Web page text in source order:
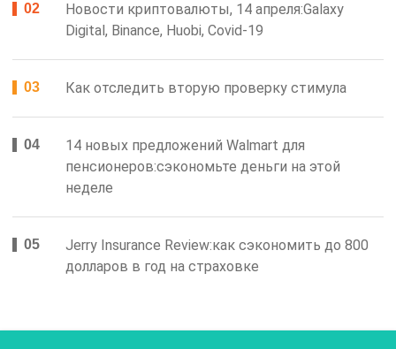
Новости криптовалюты, 14 апреля:Galaxy
Digital, Binance, Huobi, Covid-19
Как отследить вторую проверку стимула
14 новых предложений Walmart для
пенсионеров:сэкономьте деньги на этой
неделе
Jerry Insurance Review:как сэкономить до 800
долларов в год на страховке